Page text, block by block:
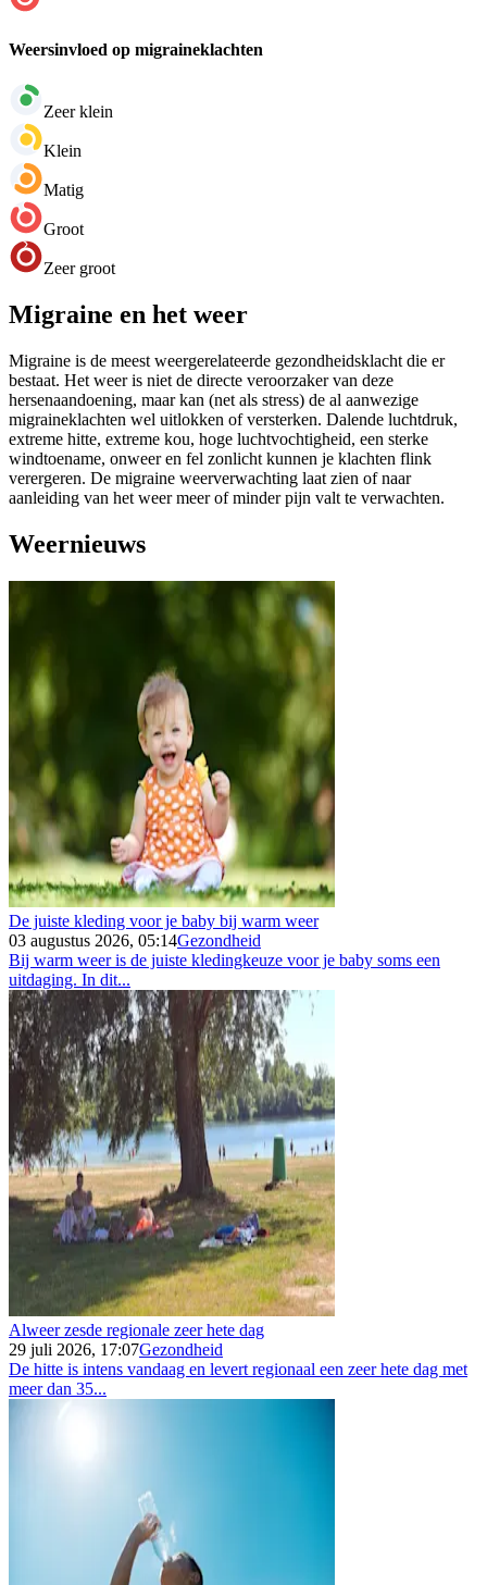
Weersinvloed op migraineklachten
Zeer klein
Klein
Matig
Groot
Zeer groot
Migraine en het weer
Migraine is de meest weergerelateerde gezondheidsklacht die er
bestaat. Het weer is niet de directe veroorzaker van deze
hersenaandoening, maar kan (net als stress) de al aanwezige
migraineklachten wel uitlokken of versterken. Dalende luchtdruk,
extreme hitte, extreme kou, hoge luchtvochtigheid, een sterke
windtoename, onweer en fel zonlicht kunnen je klachten flink
verergeren. De migraine weerverwachting laat zien of naar
aanleiding van het weer meer of minder pijn valt te verwachten.
Weernieuws
De juiste kleding voor je baby bij warm weer
03 augustus 2026, 05:14Gezondheid
Bij warm weer is de juiste kledingkeuze voor je baby soms een
uitdaging. In dit...
Alweer zesde regionale zeer hete dag
29 juli 2026, 17:07Gezondheid
De hitte is intens vandaag en levert regionaal een zeer hete dag met
meer dan 35...